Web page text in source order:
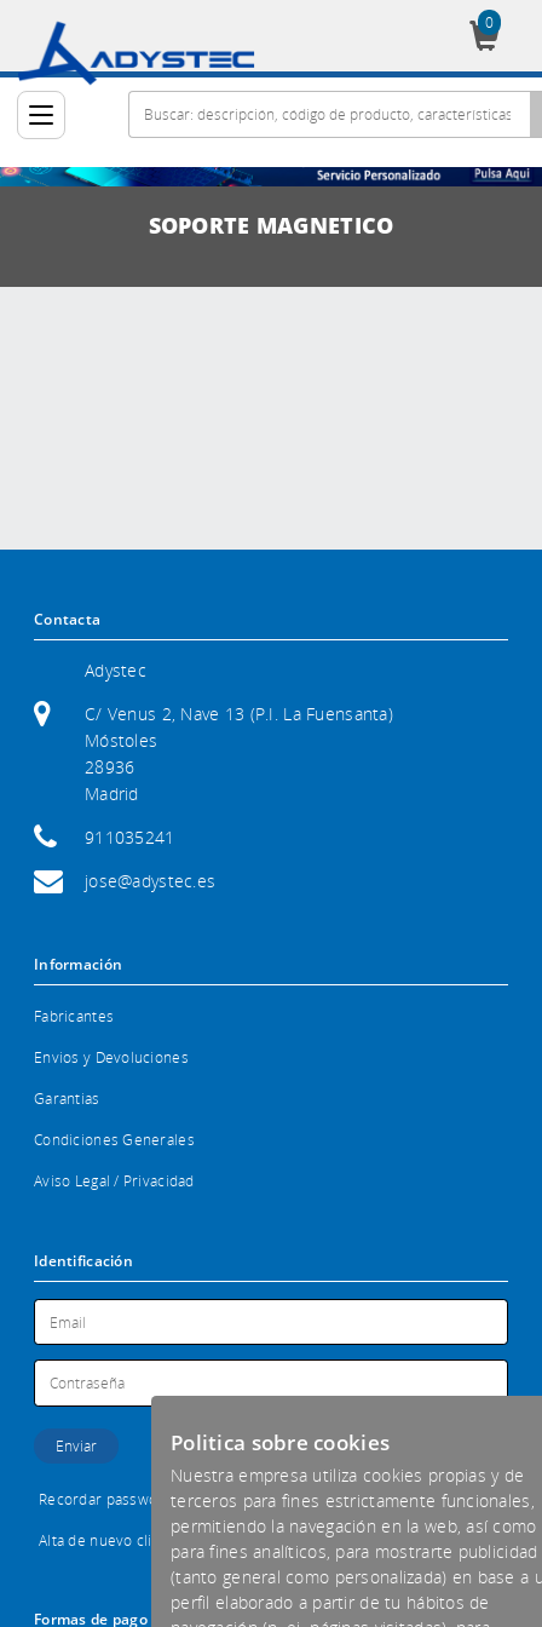
0
SOPORTE MAGNETICO
Contacta
Adystec
C/ Venus 2, Nave 13 (P.I. La Fuensanta)
Móstoles
28936
Madrid
911035241
jose@adystec.es
Información
Fabricantes
Envios y Devoluciones
Garantias
Condiciones Generales
Aviso Legal / Privacidad
Identificación
Recordar password
Alta de nuevo cliente
Formas de pago aceptadas
Politica sobre cookies
Nuestra empresa utiliza cookies propias y de
terceros para fines estrictamente funcionales,
permitiendo la navegación en la web, así como
para fines analíticos, para mostrarte publicidad
(tanto general como personalizada) en base a
perfil elaborado a partir de tu hábitos de